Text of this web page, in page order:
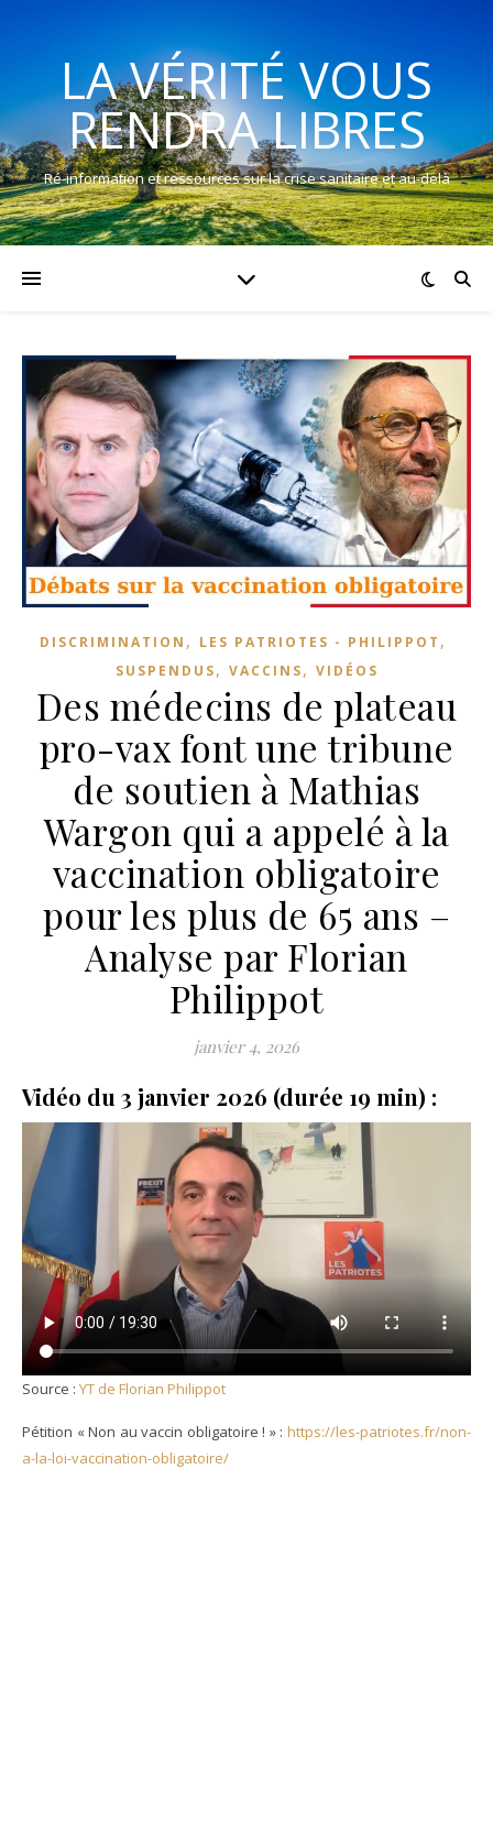
LA VÉRITÉ VOUS
RENDRA LIBRES
Ré-information et ressources sur la crise sanitaire et au-delà
DISCRIMINATION , LES PATRIOTES - PHILIPPOT ,
SUSPENDUS, VACCINS, VIDÉOS
Des médecins de plateau
pro-vax font une tribune
de soutien à Mathias
Wargon qui a appelé à la
vaccination obligatoire
pour les plus de 65 ans –
Analyse par Florian
Philippot
janvier 4, 2026
Vidéo du 3 janvier 2026 (durée 19 min) :
Source : YT de Florian Philippot
Pétition « Non au vaccin obligatoire ! » : https://les-patriotes.fr/non-
a-la-loi-vaccination-obligatoire/